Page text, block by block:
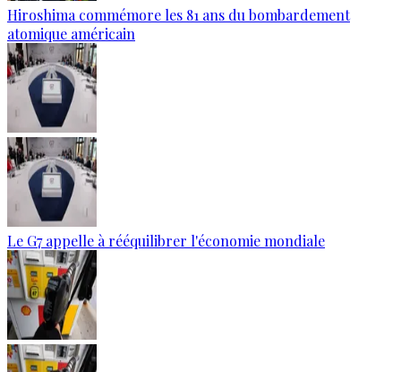
Hiroshima commémore les 81 ans du bombardement
atomique américain
Le G7 appelle à rééquilibrer l'économie mondiale